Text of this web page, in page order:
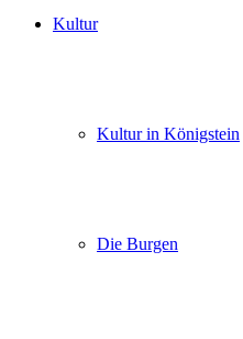
Kultur
Kultur in Königstein
Die Burgen